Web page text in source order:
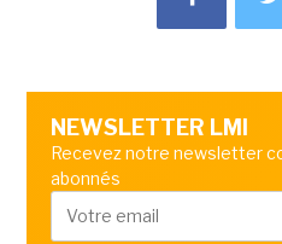
NEWSLETTER LMI
Recevez notre newsletter
abonnés